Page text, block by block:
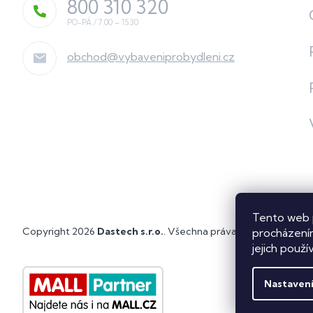
Tento web
jejich
Nastavení
obchod@vybaveniprobydleni.cz
800 310 320
Copyright 2026 Dastech s.r.o. . Všechna práva vyhrazena.